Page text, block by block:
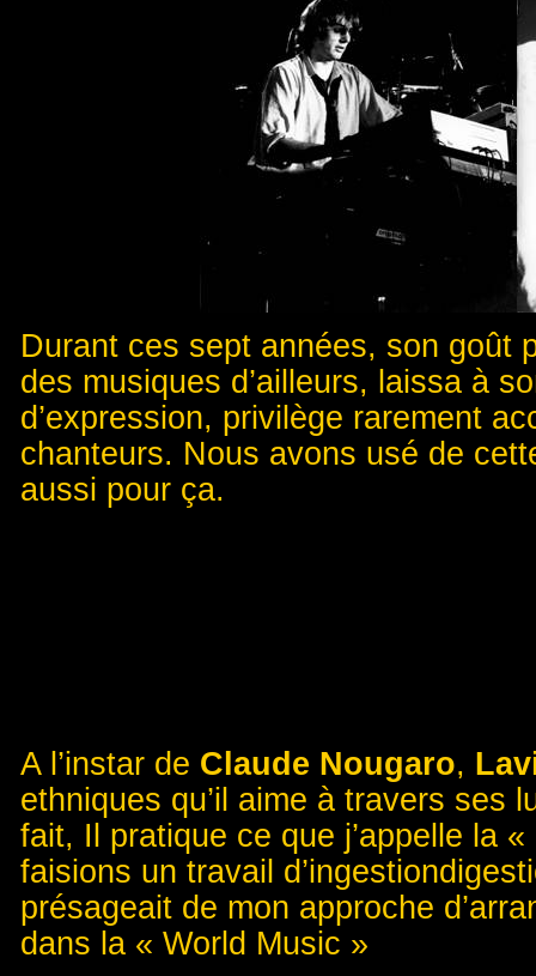
Durant ces sept années, son goût
des musiques d’ailleurs, laissa à
d’expression, privilège rarement
chanteurs. Nous avons usé de
aussi pour ça.
A l’instar de Claude Nougaro,
ethniques qu’il aime à travers ses
fait, Il pratique ce que j’appelle la
faisions un travail
présageait de mon approche
dans la « World Music »